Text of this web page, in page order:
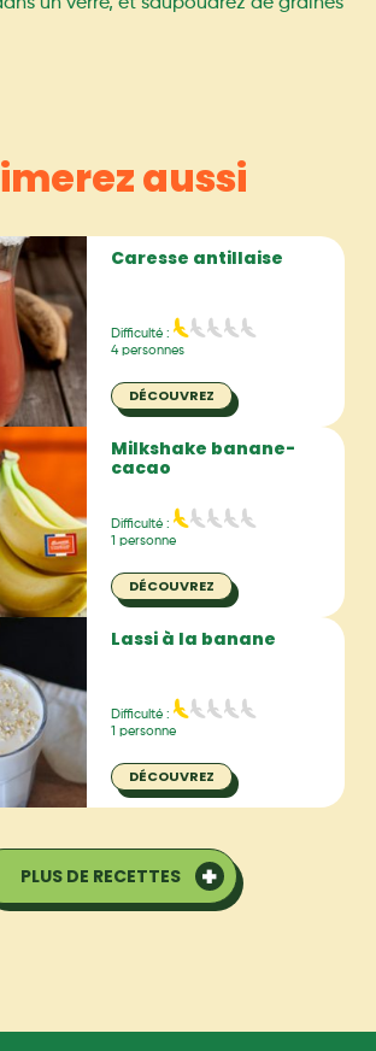
aussi
Caresse antillaise
Difficulté :
4 personnes
DÉCOUVREZ
Milkshake banane-
cacao
Difficulté :
1 personne
DÉCOUVREZ
Lassi à la banane
Difficulté :
1 personne
DÉCOUVREZ
PLUS DE RECETTES
un verre, et saupoudrez de graines